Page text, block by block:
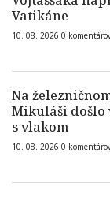
Vatikáne
10. 08. 2026 0
Na
Mikuláši došlo
s vlakom
10. 08. 2026 0